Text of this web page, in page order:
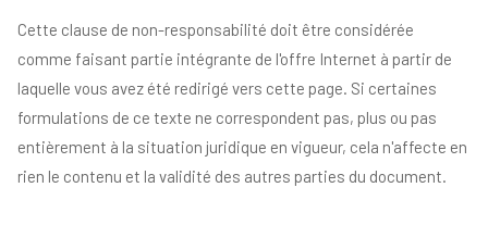
Cette clause de non-responsabilité doit être considérée
comme faisant partie intégrante de l'offre Internet à partir de
laquelle vous avez été redirigé vers cette page. Si certaines
formulations de ce texte ne correspondent pas, plus ou pas
entièrement à la situation juridique en vigueur, cela n'affecte en
rien le contenu et la validité des autres parties du document.